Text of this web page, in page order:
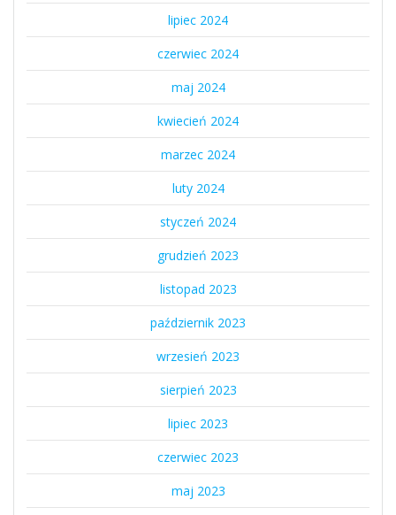
lipiec 2024
czerwiec 2024
maj 2024
kwiecień 2024
marzec 2024
luty 2024
styczeń 2024
grudzień 2023
listopad 2023
październik 2023
wrzesień 2023
sierpień 2023
lipiec 2023
czerwiec 2023
maj 2023